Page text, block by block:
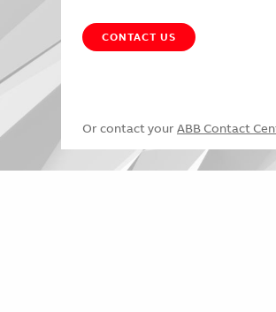
CONTACT US
Or contact your ABB Contact